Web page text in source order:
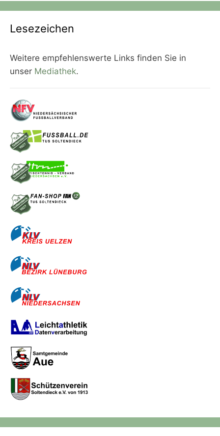
Lesezeichen
Weitere empfehlenswerte Links finden Sie in
unser Mediathek.